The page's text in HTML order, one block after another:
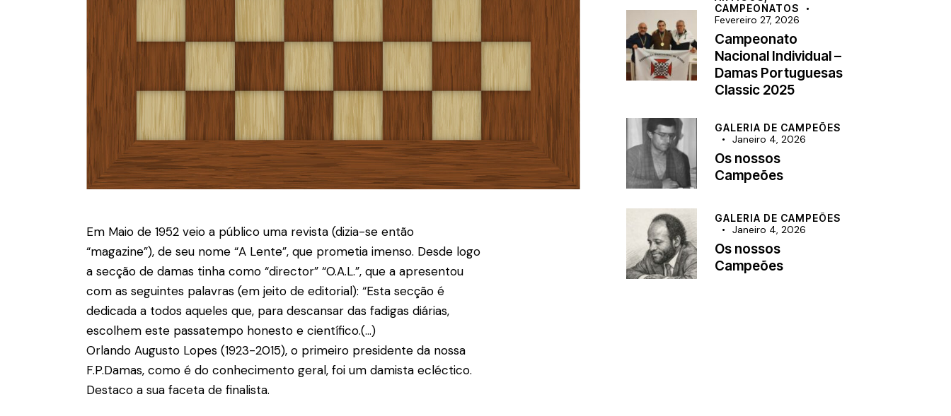
Em Maio de 1952 veio a público uma revista (dizia-se então
“magazine”), de seu nome “A Lente”, que prometia imenso. Desde logo
a secção de damas tinha como “director” “O.A.L.”, que a apresentou
com as seguintes palavras (em jeito de editorial): “Esta secção é
dedicada a todos aqueles que, para descansar das fadigas diárias,
escolhem este passatempo honesto e científico.(…)
Orlando Augusto Lopes (1923-2015), o primeiro presidente da nossa
F.P.Damas, como é do conhecimento geral, foi um damista ecléctico.
Destaco a sua faceta de finalista.
CAMPEONATOS
Fevereiro 27, 2026
Campeonato
Nacional Individual –
Damas Portuguesas
Classic 2025
GALERIA DE CAMPEÕES
Janeiro 4, 2026
Os nossos
Campeões
GALERIA DE CAMPEÕES
Janeiro 4, 2026
Os nossos
Campeões